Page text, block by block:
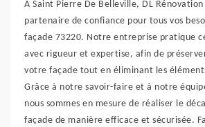
À Saint Pierre De Belleville, DL
partenaire de confiance pour tous vos
façade 73220. Notre entreprise pratique
avec rigueur et expertise, afin de
votre façade tout en éliminant les
Grâce à notre savoir-faire et à notre
nous sommes en mesure de réaliser le
façade de manière efficace et sécurisée.